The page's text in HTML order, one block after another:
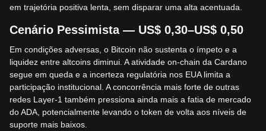
em trajetória positiva lenta, sem disparar uma alta acentuada.
Cenário Pessimista — US$ 0,30–US$ 0,50
Em condições adversas, o Bitcoin não sustenta o ímpeto e a
liquidez entre altcoins diminui. A atividade on-chain da Cardano
segue em queda e a incerteza regulatória nos EUA limita a
participação institucional. A concorrência mais forte de outras
redes Layer-1 também pressiona ainda mais a fatia de mercado
do ADA, potencialmente levando o token de volta aos níveis de
suporte mais baixos.